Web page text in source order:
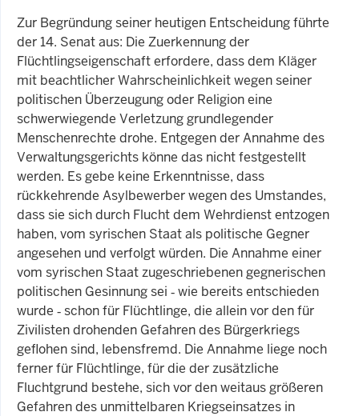
Zur Begründung seiner heutigen Entscheidung führte
der 14. Senat aus: Die Zuerkennung der
Flüchtlingseigenschaft erfordere, dass dem Kläger
mit beachtlicher Wahrscheinlichkeit wegen seiner
politischen Überzeugung oder Religion eine
schwerwiegende Verletzung grundlegender
Menschenrechte drohe. Entgegen der Annahme des
Verwaltungsgerichts könne das nicht festgestellt
werden. Es gebe keine Erkenntnisse, dass
rückkehrende Asylbewerber wegen des Umstandes,
dass sie sich durch Flucht dem Wehrdienst entzogen
haben, vom syrischen Staat als politische Gegner
angesehen und verfolgt würden. Die Annahme einer
vom syrischen Staat zugeschriebenen gegnerischen
politischen Gesinnung sei ‑ wie bereits entschieden
wurde ‑ schon für Flüchtlinge, die allein vor den für
Zivilisten drohenden Gefahren des Bürgerkriegs
geflohen sind, lebensfremd. Die Annahme liege noch
ferner für Flüchtlinge, für die der zusätzliche
Fluchtgrund bestehe, sich vor den weitaus größeren
Gefahren des unmittelbaren Kriegseinsatzes in